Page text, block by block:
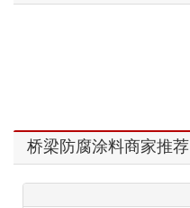
桥梁防腐涂料商家推荐